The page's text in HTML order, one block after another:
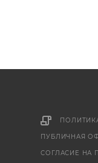
ПУБЛИЧНАЯ
СОГЛАСИЕ НА